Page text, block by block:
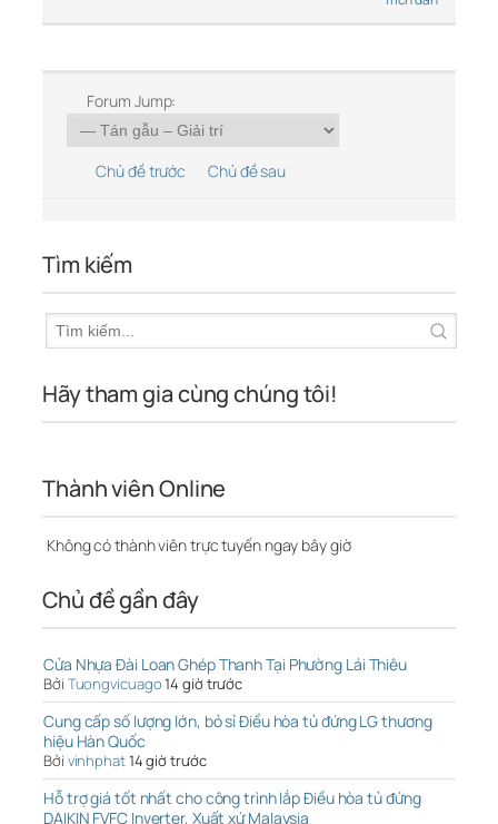
Forum Jump:
Chủ đề trước Chủ đề sau
Tìm kiếm
Hãy tham gia cùng chúng tôi!
Thành viên Online
Không có thành viên trực tuyến ngay bây giờ
Chủ đề gần đây
Cửa Nhựa Đài Loan Ghép Thanh Tại Phường Lái Thiêu
Bởi Tuongvicuago14 giờ trước
Cung cấp số lượng lớn, bỏ sỉ Điều hòa tủ đứng LG thương
hiệu Hàn Quốc
Bởi vinhphat14 giờ trước
Hỗ trợ giá tốt nhất cho công trình lắp Điều hòa tủ đứng
DAIKIN FVFC Inverter, Xuất xứ Malaysia